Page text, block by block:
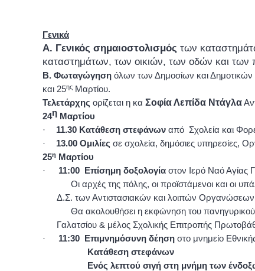
Γενικά
Α. Γενικός σημαιοστολισμός των
καταστημάτων, των οικιών, των οδών και των
Β. Φωταγώγηση όλων των Δημοσίων και
και 25ης Μαρτίου.
Τελετάρχης ορίζεται η κα Σοφία Λεπίδα Ντάγλα
24η Μαρτίου
·
11.30 Κατάθεση στεφάνων από Σχολεία και
·
13.00 Ομιλίες σε σχολεία, δημόσιες υπηρεσίες,
25η
Μαρτίου
·
11:00 Επίσημη δοξολογία στον Ιερό Ναό Αγίας
Οι αρχές της πόλης, οι προϊστάμενοι και
Δ.Σ. των Αντιστασιακών και λοιπών Οργανώσεων,
Θα ακολουθήσει η εκφώνηση του πανηγυρικού
Γαλατσίου & μέλος Σχολικής Επιτροπής
·
11:30 Επιμνημόσυνη δέηση στο μνημείο
Κατάθεση στεφάνων
Ενός λεπτού σιγή στη μνήμη των